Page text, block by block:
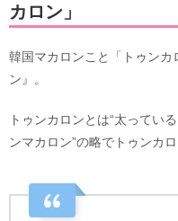
カロン」
韓国マカロンこと「トゥンカ
ン』。
トゥンカロンとは“太ってい
ンマカロン”の略でトゥンカ